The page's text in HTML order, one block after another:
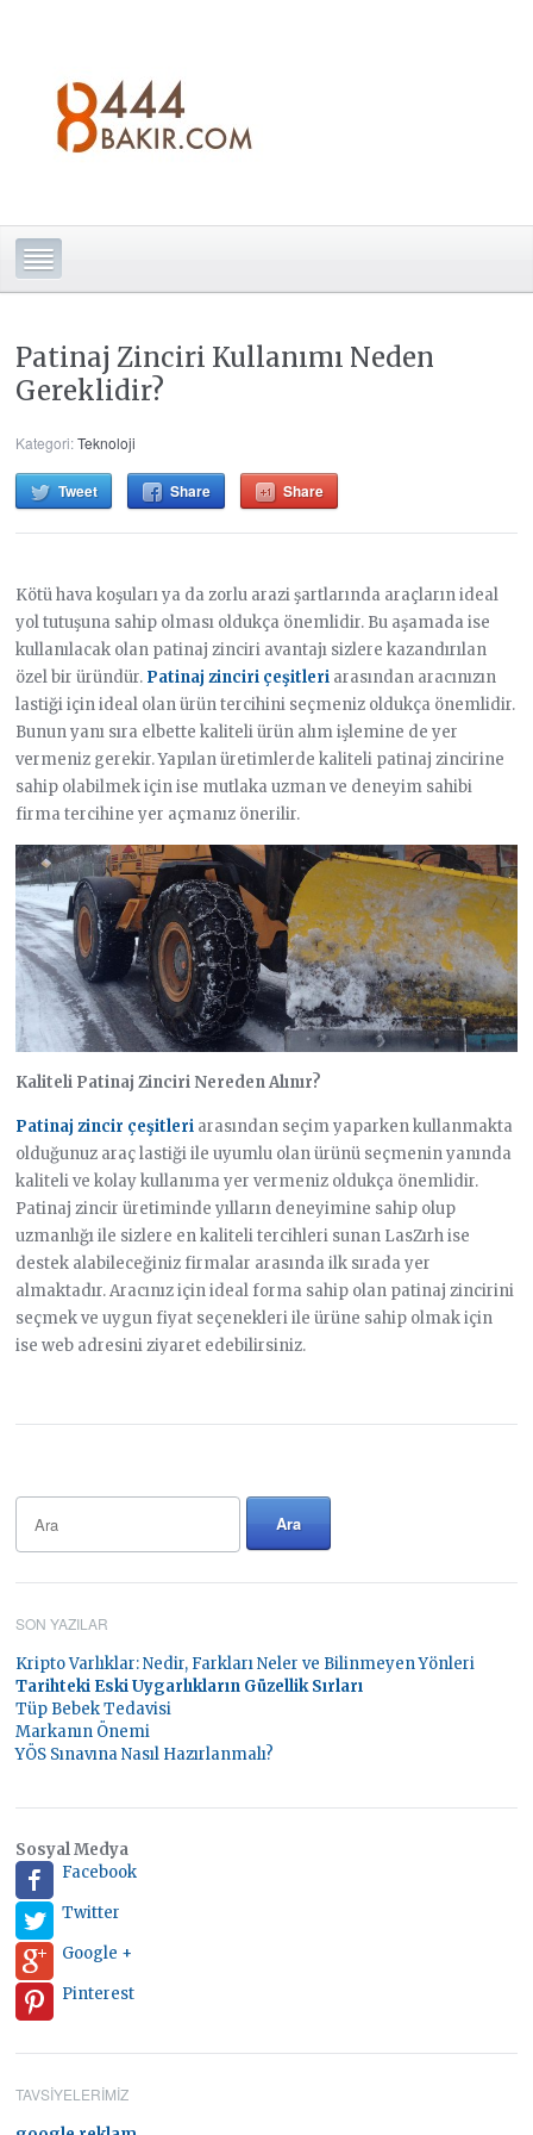
Patinaj Zinciri Kullanımı Neden
Gereklidir?
Kategori:Teknoloji
Tweet Share Share
Kötü hava koşuları ya da zorlu arazi şartlarında araçların ideal
yol tutuşuna sahip olması oldukça önemlidir. Bu aşamada ise
kullanılacak olan patinaj zinciri avantajı sizlere kazandırılan
özel bir üründür. Patinaj zinciri çeşitleri arasından aracınızın
lastiği için ideal olan ürün tercihini seçmeniz oldukça önemlidir.
Bunun yanı sıra elbette kaliteli ürün alım işlemine de yer
vermeniz gerekir. Yapılan üretimlerde kaliteli patinaj zincirine
sahip olabilmek için ise mutlaka uzman ve deneyim sahibi
firma tercihine yer açmanız önerilir.
Kaliteli Patinaj Zinciri Nereden Alınır?
Patinaj zincir çeşitleri arasından seçim yaparken kullanmakta
olduğunuz araç lastiği ile uyumlu olan ürünü seçmenin yanında
kaliteli ve kolay kullanıma yer vermeniz oldukça önemlidir.
Patinaj zincir üretiminde yılların deneyimine sahip olup
uzmanlığı ile sizlere en kaliteli tercihleri sunan LasZırh ise
destek alabileceğiniz firmalar arasında ilk sırada yer
almaktadır. Aracınız için ideal forma sahip olan patinaj zincirini
seçmek ve uygun fiyat seçenekleri ile ürüne sahip olmak için
ise web adresini ziyaret edebilirsiniz.
SON YAZILAR
Kripto Varlıklar: Nedir, Farkları Neler ve Bilinmeyen Yönleri
Tarihteki Eski Uygarlıkların Güzellik Sırları
Tüp Bebek Tedavisi
Markanın Önemi
YÖS Sınavına Nasıl Hazırlanmalı?
Sosyal Medya
Facebook
Twitter
Google +
Pinterest
TAVSIYELERIMIZ